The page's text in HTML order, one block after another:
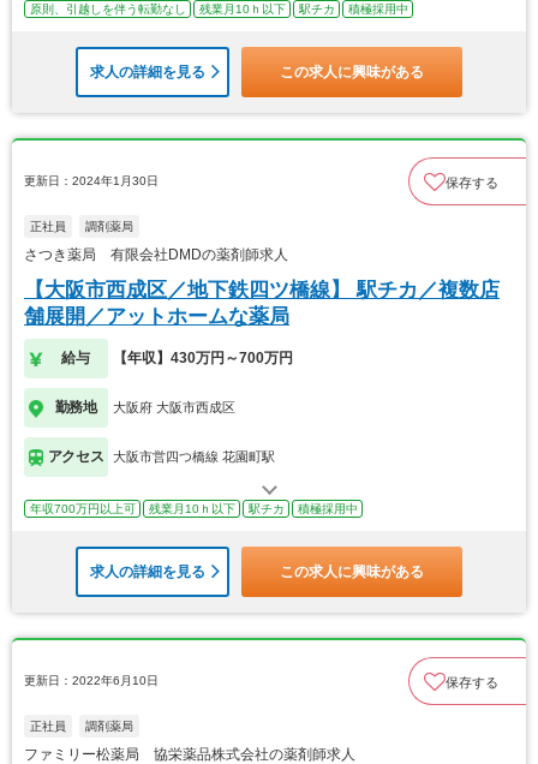
原則、引越しを伴う転勤なし 残業月10ｈ以下 駅チカ 積極採用中
求人の詳細を見る この求人に興味がある
更新日：2024年1月30日 保存する
正社員 調剤薬局
さつき薬局 有限会社DMDの薬剤師求人
【大阪市西成区／地下鉄四ツ橋線】 駅チカ／複数店
舗展開／アットホームな薬局
給与 【年収】430万円～700万円
勤務地 大阪府 大阪市西成区
アクセス 大阪市営四つ橋線 花園町駅
年収700万円以上可 残業月10ｈ以下 駅チカ 積極採用中
求人の詳細を見る この求人に興味がある
更新日：2022年6月10日 保存する
正社員 調剤薬局
ファミリー松薬局 協栄薬品株式会社の薬剤師求人